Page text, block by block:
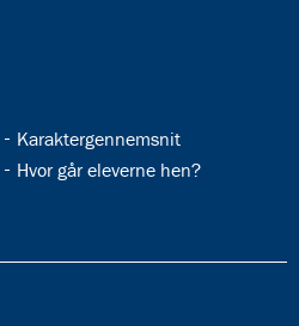
33.12:
Karaktergennemsnit
33.14:
Hvor går eleverne hen?